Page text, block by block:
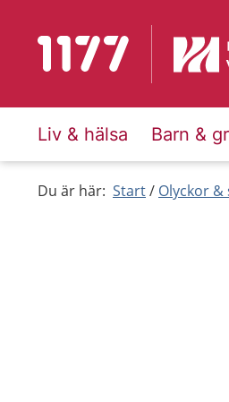
Till startsidan för 1177
Liv & hälsa Barn &
Du är här: Start Olyckor &